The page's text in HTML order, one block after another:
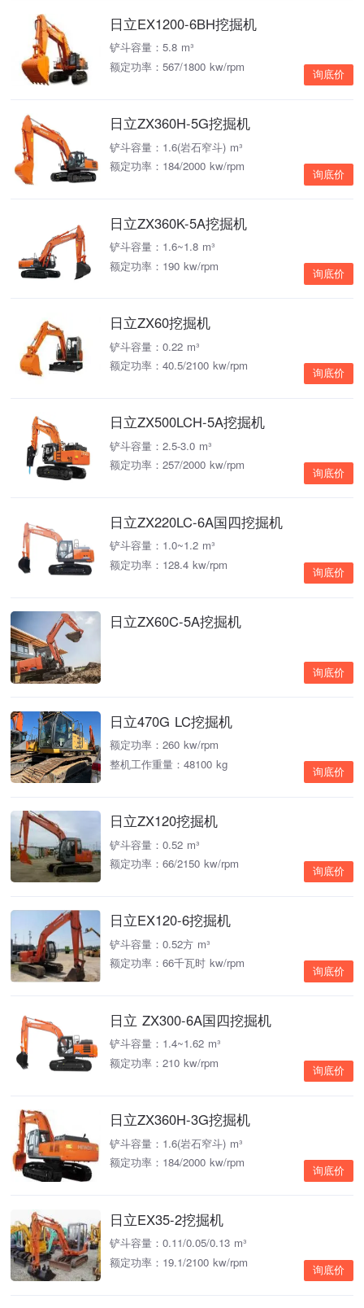
日立EX1200-6BH挖掘机
铲斗容量：5.8 m³
额定功率：567/1800 kw/rpm
询底价
日立ZX360H-5G挖掘机
铲斗容量：1.6(岩石窄斗) m³
额定功率：184/2000 kw/rpm
询底价
日立ZX360K-5A挖掘机
铲斗容量：1.6~1.8 m³
额定功率：190 kw/rpm
询底价
日立ZX60挖掘机
铲斗容量：0.22 m³
额定功率：40.5/2100 kw/rpm
询底价
日立ZX500LCH-5A挖掘机
铲斗容量：2.5-3.0 m³
额定功率：257/2000 kw/rpm
询底价
日立ZX220LC-6A国四挖掘机
铲斗容量：1.0~1.2 m³
额定功率：128.4 kw/rpm
询底价
日立ZX60C-5A挖掘机
询底价
日立470G LC挖掘机
额定功率：260 kw/rpm
整机工作重量：48100 kg
询底价
日立ZX120挖掘机
铲斗容量：0.52 m³
额定功率：66/2150 kw/rpm
询底价
日立EX120-6挖掘机
铲斗容量：0.52方 m³
额定功率：66千瓦时 kw/rpm
询底价
日立 ZX300-6A国四挖掘机
铲斗容量：1.4~1.62 m³
额定功率：210 kw/rpm
询底价
日立ZX360H-3G挖掘机
铲斗容量：1.6(岩石窄斗) m³
额定功率：184/2000 kw/rpm
询底价
日立EX35-2挖掘机
铲斗容量：0.11/0.05/0.13 m³
额定功率：19.1/2100 kw/rpm
询底价